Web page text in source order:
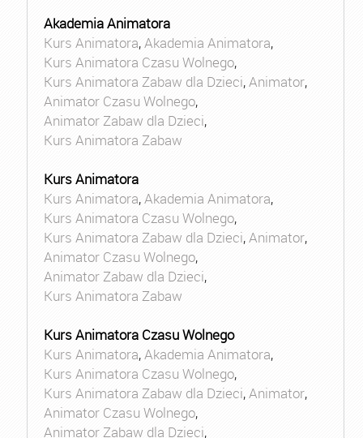
Akademia Animatora
Kurs Animatora,Akademia Animatora,
Kurs Animatora Czasu Wolnego,
Kurs Animatora Zabaw dla Dzieci,Animator,
Animator Czasu Wolnego,
Animator Zabaw dla Dzieci,
Kurs Animatora Zabaw
Kurs Animatora
Kurs Animatora,Akademia Animatora,
Kurs Animatora Czasu Wolnego,
Kurs Animatora Zabaw dla Dzieci,Animator,
Animator Czasu Wolnego,
Animator Zabaw dla Dzieci,
Kurs Animatora Zabaw
Kurs Animatora Czasu Wolnego
Kurs Animatora,Akademia Animatora,
Kurs Animatora Czasu Wolnego,
Kurs Animatora Zabaw dla Dzieci,Animator,
Animator Czasu Wolnego,
Animator Zabaw dla Dzieci,